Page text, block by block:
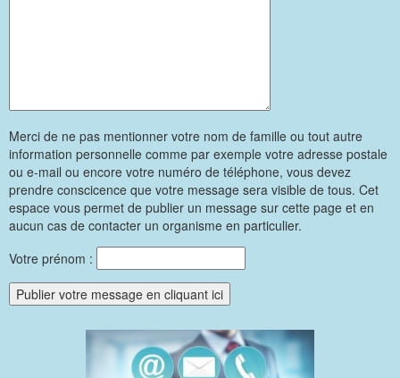
Merci de ne pas mentionner votre nom de famille ou tout autre
information personnelle comme par exemple votre adresse postale
ou e-mail ou encore votre numéro de téléphone, vous devez
prendre conscicence que votre message sera visible de tous. Cet
espace vous permet de publier un message sur cette page et en
aucun cas de contacter un organisme en particulier.
Votre prénom :